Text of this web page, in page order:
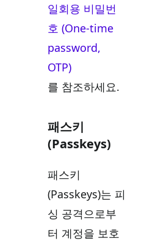
일회용 비밀번
호 (One-time
password,
OTP)
를 참조하세요.
패스키
(Passkeys)
패스키
(Passkeys)는 피
싱 공격으로부
터 계정을 보호